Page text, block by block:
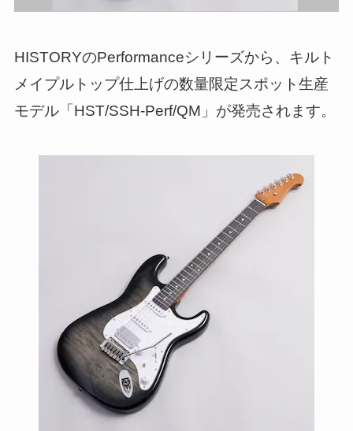
HISTORYのPerformanceシリーズから、キルト
メイプルトップ仕上げの数量限定スポット生産
モデル「HST/SSH-Perf/QM」が発売されます。